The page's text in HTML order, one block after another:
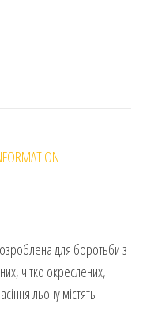
Незмивний крем
для боротьби з
чітко окреслених,
льону містять